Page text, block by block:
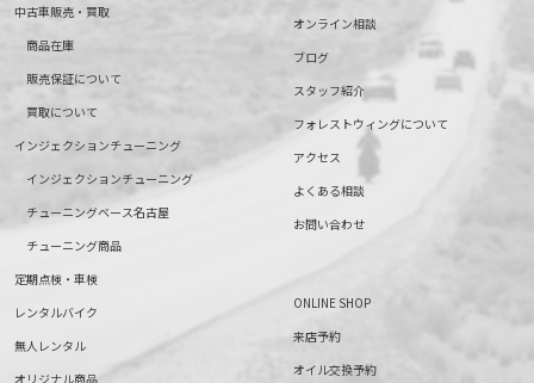
中古車販売・買取
商品在庫
販売保証について
買取について
インジェクションチューニング
インジェクションチューニング
チューニングベース名古屋
チューニング商品
定期点検・車検
レンタルバイク
無人レンタル
オリジナル商品
オンライン相談
ブログ
スタッフ紹介
フォレストウィングについて
アクセス
よくある相談
お問い合わせ
ONLINE SHOP
来店予約
オイル交換予約